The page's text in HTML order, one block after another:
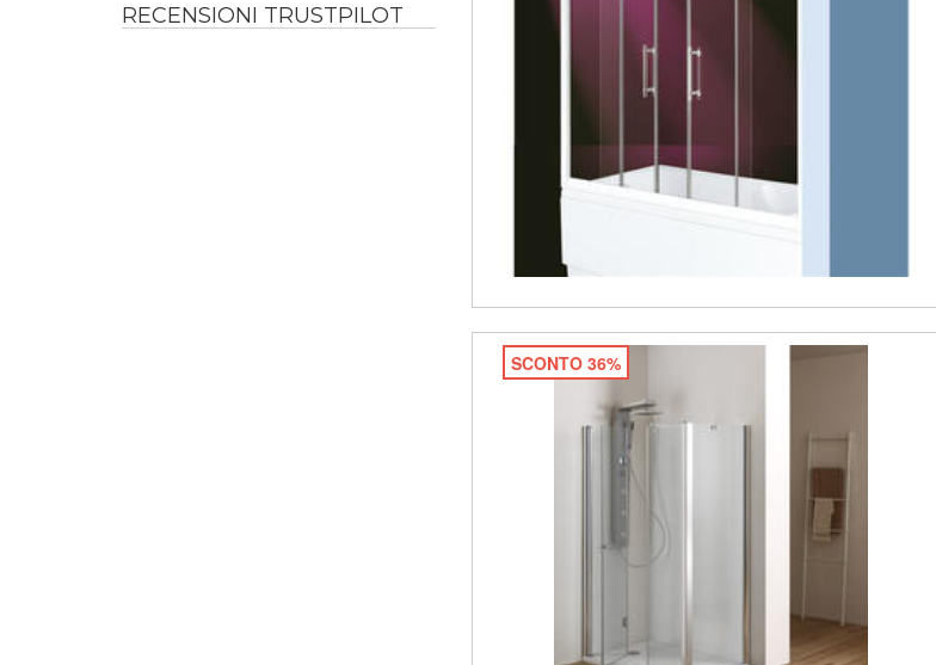
RECENSIONI TRUSTPILOT
SCONTO 36%